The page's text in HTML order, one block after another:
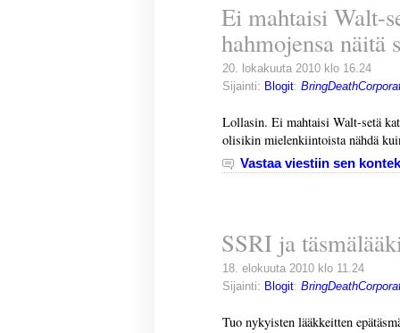
Ei mahtaisi Walt-
hahmojensa näitä
20. lokakuuta 2010 klo 16.24
Sijainti: Blogit:
Lollasin. Ei mahtaisi Walt-setä
olisikin mielenkiintoista nähdä
Vastaa viestiin sen
SSRI ja
18. elokuuta 2010 klo 11.24
Sijainti: Blogit:
Tuo nykyisten lääkkeitten